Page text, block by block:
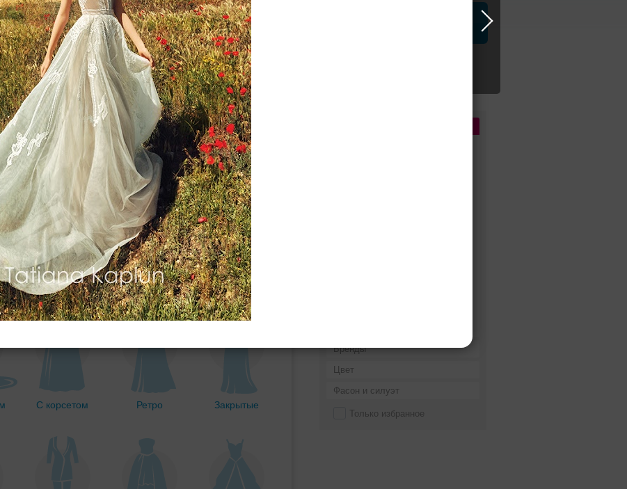
Свадебные платья Банкет Транспорт
Бренды
Цвет
Фасон и силуэт
Только избранное
платья
По стилю
Русалка Принцесса Бальное
С корсетом Ретро Закрытые